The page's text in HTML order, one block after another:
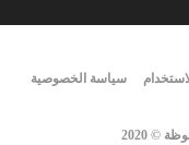
سياسة الخصوصية
© 2020